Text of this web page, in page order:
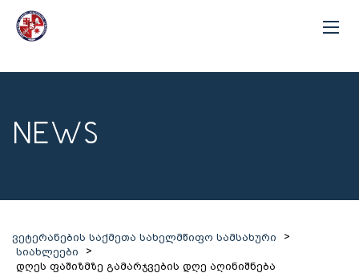
NEWS
ვეტერანების საქმეთა სახელმწიფო სამსახური
>
სიახლეები
>
დღეს ფაშიზმზე გამარჯვების დღე აღინიშნება